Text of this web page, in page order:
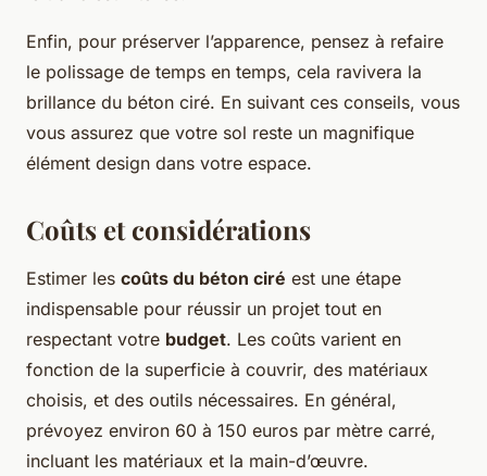
Enfin, pour préserver l’apparence, pensez à refaire
le polissage de temps en temps, cela ravivera la
brillance du béton ciré. En suivant ces conseils, vous
vous assurez que votre sol reste un magnifique
élément design dans votre espace.
Coûts et considérations
Estimer les coûts du béton ciré est une étape
indispensable pour réussir un projet tout en
respectant votre budget. Les coûts varient en
fonction de la superficie à couvrir, des matériaux
choisis, et des outils nécessaires. En général,
prévoyez environ 60 à 150 euros par mètre carré,
incluant les matériaux et la main-d’œuvre.